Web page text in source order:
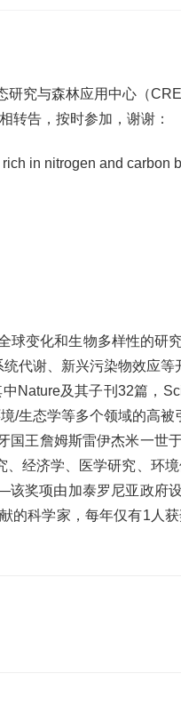
究与森林应用中心（
转告，按时参加，谢谢：
in nitrogen and carbon
变化和生物多样性的研
代谢、新兴污染物效应
Nature及其子刊32篇，
生态学等多个领域的高
王詹姆斯雷伊杰米一世
经济学、医学研究、环
奖项由加泰罗尼亚政府
科学家，每年仅有1人